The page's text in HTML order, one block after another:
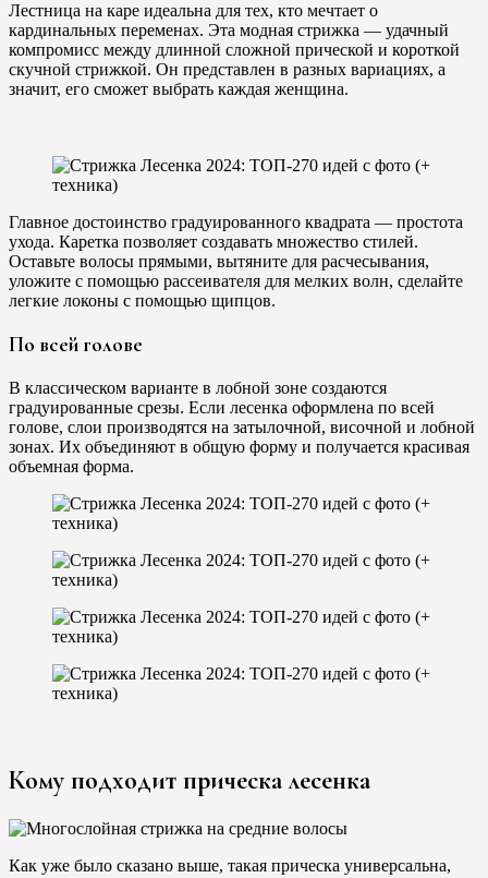
Лестница на каре идеальна для тех, кто мечтает о
кардинальных переменах. Эта модная стрижка — удачный
компромисс между длинной сложной прической и короткой
скучной стрижкой. Он представлен в разных вариациях, а
значит, его сможет выбрать каждая женщина.
Главное достоинство градуированного квадрата — простота
ухода. Каретка позволяет создавать множество стилей.
Оставьте волосы прямыми, вытяните для расчесывания,
уложите с помощью рассеивателя для мелких волн, сделайте
легкие локоны с помощью щипцов.
По всей голове
В классическом варианте в лобной зоне создаются
градуированные срезы. Если лесенка оформлена по всей
голове, слои производятся на затылочной, височной и лобной
зонах. Их объединяют в общую форму и получается красивая
объемная форма.
Кому подходит прическа лесенка
Как уже было сказано выше, такая прическа универсальна,